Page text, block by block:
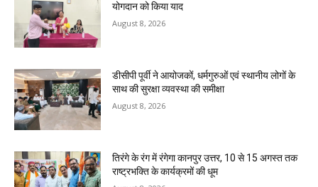
योगदान को किया याद
August 8, 2026
डीसीपी पूर्वी ने आयोजकों, धर्मगुरुओं एवं स्थानीय लोगों के
साथ की सुरक्षा व्यवस्था की समीक्षा
August 8, 2026
तिरंगे के रंग में रंगेगा कानपुर उत्तर, 10 से 15 अगस्त तक
राष्ट्रभक्ति के कार्यक्रमों की धूम